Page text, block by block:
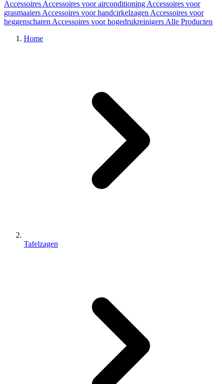
Accessoires Accessoires voor airconditioning Accessoires voor
grasmaaiers Accessoires voor handcirkelzagen Accessoires voor
heggenscharen Accessoires voor hogedrukreinigers Alle Producten
Home
Tafelzagen